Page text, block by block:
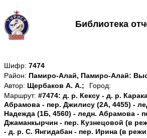
Библиотека
Шифр: 7474
Район: Памиро-Алай, Памиро-Алай:
Автор: Щербаков А. А.;
Город:
Маршрут: #7474: д. р. Кексу - д. р.
Абрамова - пер. Джилису (2А, 4455) -
Надежда (1Б, 4560) - ледн. Абрамова -
Джаманкырчин - пер. Кузнецовой (в
- д. р. С. Янгидабан - пер. Ирина (в